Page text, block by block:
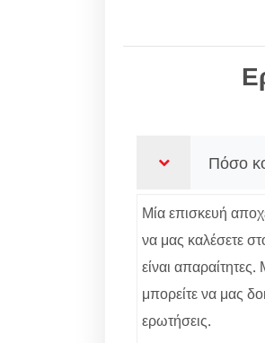
Πόσο
Μία επισκευή
να μας καλέσετε
είναι
μπορείτε να μας
ερωτήσεις.